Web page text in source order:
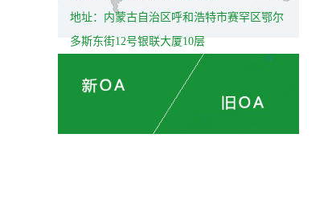
地址：内蒙古自治区呼和浩特市赛罕区鄂尔
多斯东街12号银联大厦10层